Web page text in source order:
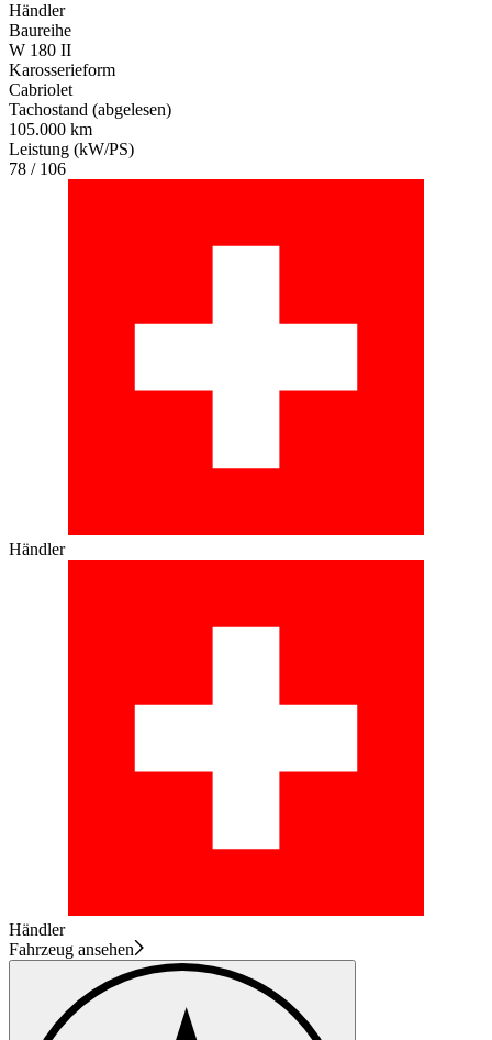
Händler
Baureihe
W 180 II
Karosserieform
Cabriolet
Tachostand (abgelesen)
105.000 km
Leistung (kW/PS)
78 / 106
Händler
Händler
Fahrzeug ansehen